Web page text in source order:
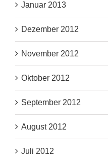
Januar 2013
Dezember 2012
November 2012
Oktober 2012
September 2012
August 2012
Juli 2012